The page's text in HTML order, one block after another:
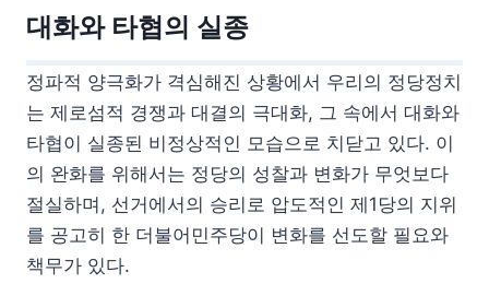
대화와 타협의 실종
정파적 양극화가 격심해진 상황에서 우리의 정당정치
는 제로섬적 경쟁과 대결의 극대화, 그 속에서 대화와
타협이 실종된 비정상적인 모습으로 치닫고 있다. 이
의 완화를 위해서는 정당의 성찰과 변화가 무엇보다
절실하며, 선거에서의 승리로 압도적인 제1당의 지위
를 공고히 한 더불어민주당이 변화를 선도할 필요와
책무가 있다.